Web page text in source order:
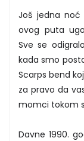
Još jedna noć
ovog puta
Sve se
kada smo
Scarps bend
za pravo da
momci tokom
Davne 1990.